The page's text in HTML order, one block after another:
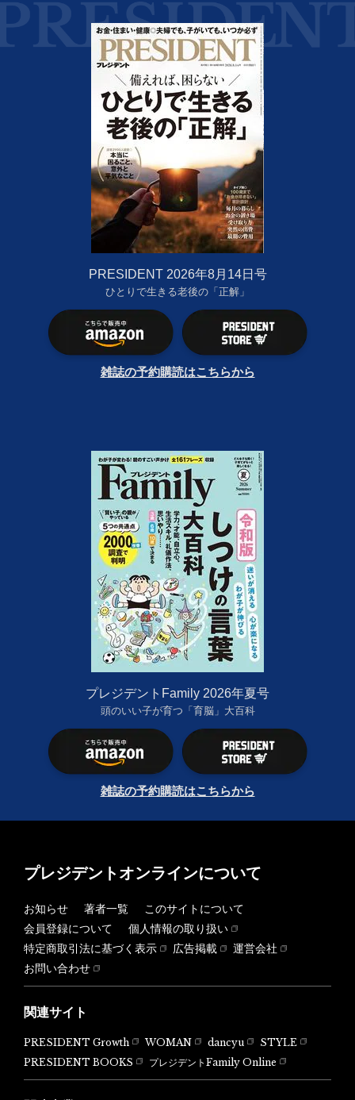
PRESIDENT 2026年8月14日号
ひとりで生きる老後の「正解」
雑誌の予約購読はこちらから
プレジデントFamily 2026年夏号
頭のいい子が育つ「育脳」大百科
雑誌の予約購読はこちらから
プレジデントオンラインについて
お知らせ 著者一覧
このサイトについて
会員登録について
個人情報の取り扱い
特定商取引法に基づく表示
広告掲載
運営会社
お問い合わせ
関連サイト
PRESIDENT Growth WOMAN dancyu
STYLE
PRESIDENT BOOKS
プレジデントFamily Online